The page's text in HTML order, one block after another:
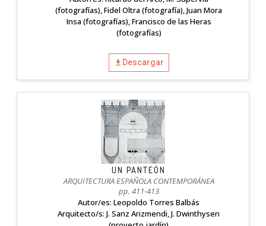
(fotografías), Fidel Oltra (fotografía), Juan Mora
Insa (fotografías), Francisco de las Heras
(fotografías)
Descargar
UN PANTEÓN
ARQUITECTURA ESPAÑOLA CONTEMPORÁNEA
pp. 411-413
Autor/es: Leopoldo Torres Balbás
Arquitecto/s: J. Sanz Arizmendi, J. Dwinthysen